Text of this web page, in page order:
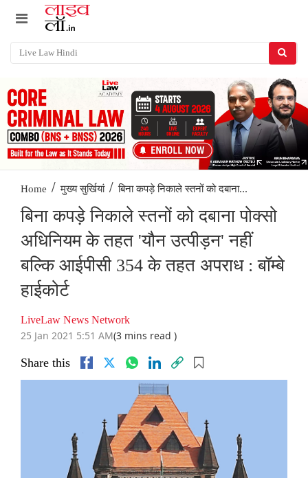
Home / मुख्य सुर्खियां / बिना कपड़े निकाले स्तनों को दबाना...
बिना कपड़े निकाले स्तनों को दबाना पोक्सो
अधिनियम के तहत 'यौन उत्पीड़न' नहीं
बल्कि आईपीसी 354 के तहत अपराध : बॉम्बे
हाईकोर्ट
LiveLaw News Network
25 Jan 2021 5:51 AM(3 mins read )
Share this